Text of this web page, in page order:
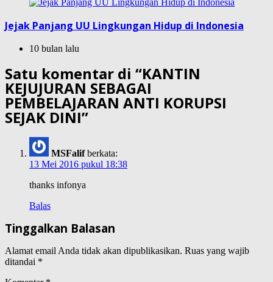
Jejak Panjang UU Lingkungan Hidup di Indonesia
10 bulan lalu
Satu komentar di “KANTIN
KEJUJURAN SEBAGAI
PEMBELAJARAN ANTI KORUPSI
SEJAK DINI”
MSFalif berkata:
13 Mei 2016 pukul 18:38
thanks infonya
Balas
Tinggalkan Balasan
Alamat email Anda tidak akan dipublikasikan. Ruas yang wajib
ditandai *